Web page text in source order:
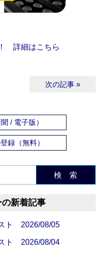
詳細はこちら
次の記事 »
/ 電子版）
録（無料）
検 索
新着記事
ト 2026/08/05
ト 2026/08/04